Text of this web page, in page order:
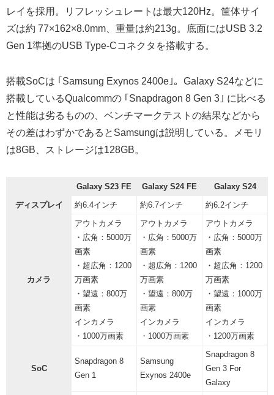
レイを採用。リフレッシュレートは最大120Hz。筐体サイ
ズは約 77×162×8.0mm、重量は約213g。底面にはUSB 3.2
Gen 1準拠のUSB Type-Cコネクタを搭載する。
搭載SoCは ｢Samsung Exynos 2400e｣。Galaxy S24などに
搭載しているQualcommの ｢Snapdragon 8 Gen 3｣ に比べる
と性能は劣るものの、ベンチマークテストの結果などから
その差はわずかであるとSamsungは説明している。メモリ
は8GB、ストレージは128GB。
Galaxy S23 FE Galaxy S24 FE
Galaxy S24
ディスプレイ
約6.4インチ 約6.7インチ 約6.2インチ
カメラ
アウトカメラ
・広角：5000万
画素
・超広角：1200
万画素
・望遠：800万
画素
インカメラ
・1000万画素
アウトカメラ
・広角：5000万
画素
・超広角：1200
万画素
・望遠：800万
画素
インカメラ
・1000万画素
アウトカメラ
・広角：5000万
画素
・超広角：1200
万画素
・望遠：1000万
画素
インカメラ
・1200万画素
SoC
Snapdragon 8
Gen 1
Samsung
Exynos 2400e
Snapdragon 8
Gen 3 For
Galaxy